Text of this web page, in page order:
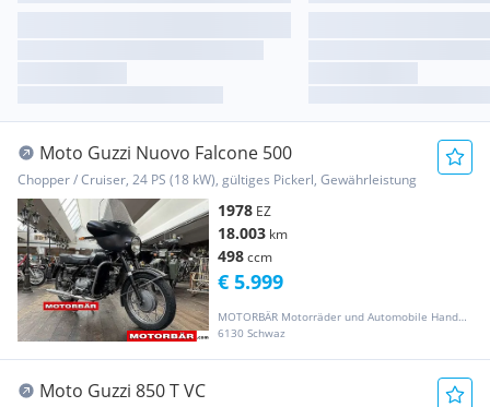
Moto Guzzi Nuovo Falcone 500
Chopper / Cruiser, 24 PS (18 kW), gültiges Pickerl, Gewährleistung
1978 EZ
18.003 km
498ccm
MOTORBÄR Motorräder und Automobile Handelsgesellschaft m.b.H.
6130 Schwaz
€ 5.999
Moto Guzzi 850 T VC